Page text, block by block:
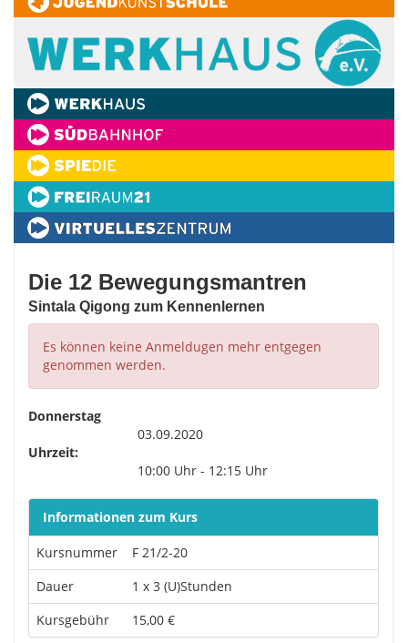
Die 12 Bewegungsmantren
Sintala Qigong zum Kennenlernen
Es können keine Anmeldugen mehr entgegen
genommen werden.
Donnerstag
03.09.2020
Uhrzeit:
10:00 Uhr - 12:15 Uhr
Informationen zum Kurs
Kursnummer
F 21/2-20
Dauer
1 x 3 (U)Stunden
Kursgebühr
15,00 €